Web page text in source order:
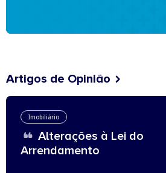
Artigos de Opinião
Imobiliário
Alterações à Lei do
Arrendamento